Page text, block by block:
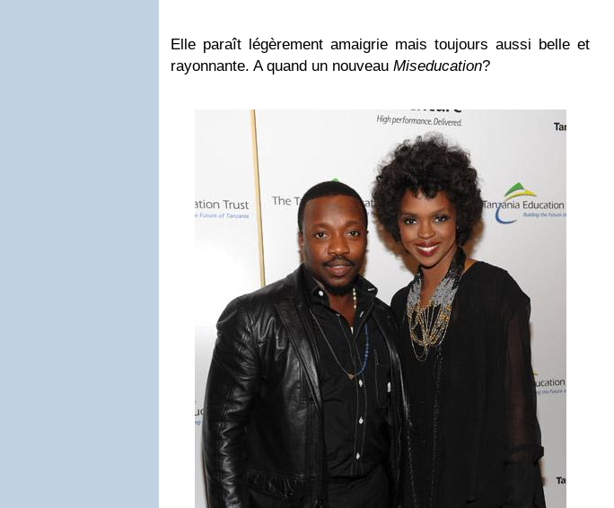
Elle paraît légèrement amaigrie mais toujours aussi belle et
rayonnante. A quand un nouveau Miseducation?